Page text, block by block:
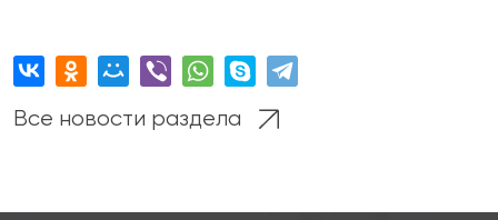
Все новости раздела